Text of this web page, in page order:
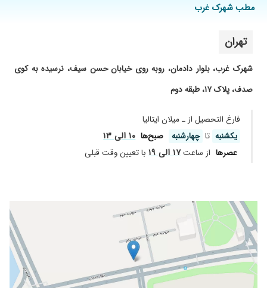
مطب شهرک غرب
تهران
شهرک غرب، بلوار دادمان، روبه روی خیابان حسن سیف، نرسیده به کوی
صدف، پلاک ۱۷، طبقه دوم
فارغ التحصیل از ـ میلان ایتالیا
یکشنبه تا چهارشنبه صبح‌ها ۱۰ الی ۱۳
عصر‌ها از ساعت۱۷ الی ۱۹ با تعیین وقت قبلی